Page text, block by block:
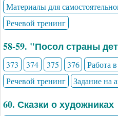
Материалы для
Речевой тренинг
58-59. "Посол страны
373 374 375 376 Работа
Речевой тренинг
Задание на
60. Сказки о художниках